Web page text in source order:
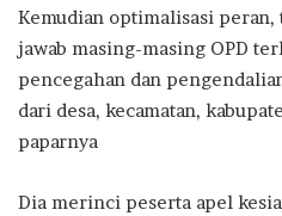
Kemudian optimalisasi
jawab masing-masing OPD
pencegahan dan
dari desa, kecamatan,
paparnya
Dia merinci peserta apel